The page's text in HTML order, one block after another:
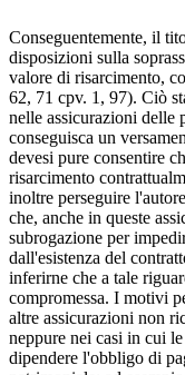
Conseguentemente, il
disposizioni sulla
valore di risarcimento,
62, 71 cpv. 1, 97). Ciò
nelle assicurazioni delle
conseguisca un
devesi pure consentire
risarcimento
inoltre perseguire
che, anche in queste
subrogazione per
dall'esistenza del
inferirne che a tale
compromessa. I motivi
altre assicurazioni non
neppure nei casi in cui
dipendere l'obbligo di